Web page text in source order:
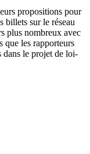
propositions pour
billets sur le réseau
plus nombreux avec
que les rapporteurs
dans le projet de loi-